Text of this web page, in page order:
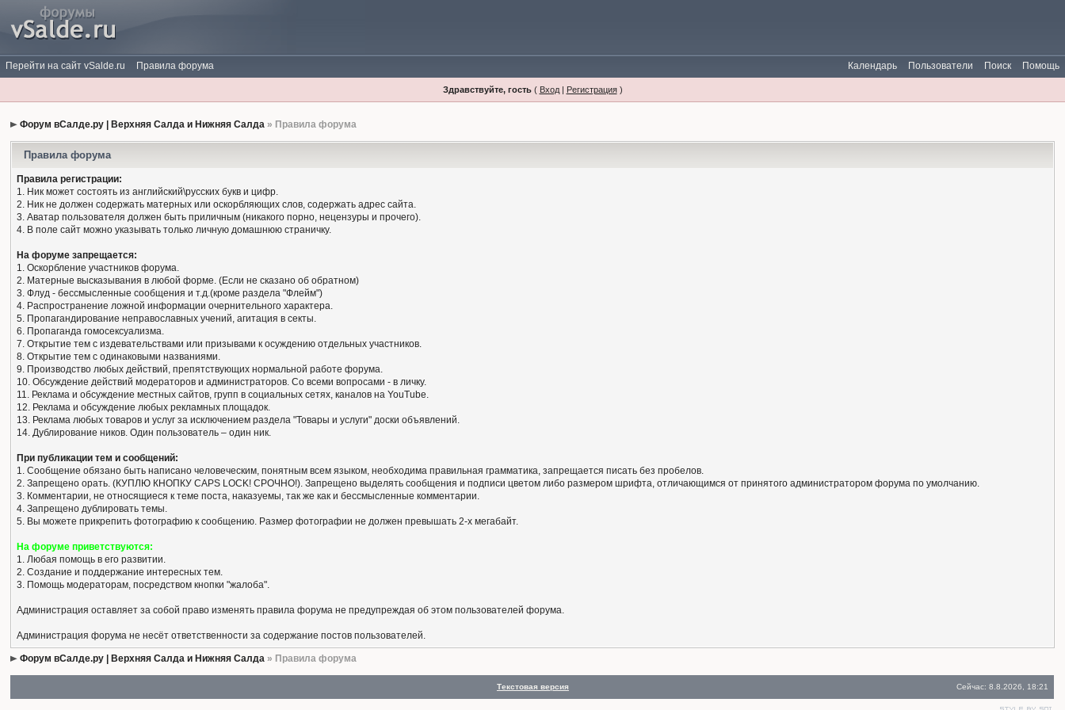
Перейти на сайт vSalde.ru Правила форума Помощь
Поиск
Пользователи
Календарь
Здравствуйте, гость( Вход| Регистрация)
Форум вСалде.ру | Верхняя Салда и Нижняя Салда » Правила форума
Правила форума
Правила регистрации:
1. Ник может состоять из английский\русских букв и цифр.
2. Ник не должен содержать матерных или оскорбляющих слов, содержать адрес сайта.
3. Аватар пользователя должен быть приличным (никакого порно, нецензуры и прочего).
4. В поле сайт можно указывать только личную домашнюю страничку.
На форуме запрещается:
1. Оскорбление участников форума.
2. Матерные высказывания в любой форме. (Если не сказано об обратном)
3. Флуд - бессмысленные сообщения и т.д.(кроме раздела "Флейм")
4. Распространение ложной информации очернительного характера.
5. Пропагандирование неправославных учений, агитация в секты.
6. Пропаганда гомосексуализма.
7. Открытие тем с издевательствами или призывами к осуждению отдельных участников.
8. Открытие тем с одинаковыми названиями.
9. Производство любых действий, препятствующих нормальной работе форума.
10. Обсуждение действий модераторов и администраторов. Со всеми вопросами - в личку.
11. Реклама и обсуждение местных сайтов, групп в социальных сетях, каналов на YouTube.
12. Реклама и обсуждение любых рекламных площадок.
13. Реклама любых товаров и услуг за исключением раздела "Товары и услуги" доски объявлений.
14. Дублирование ников. Один пользователь – один ник.
При публикации тем и сообщений:
1. Сообщение обязано быть написано человеческим, понятным всем языком, необходима правильная грамматика, запрещается писать без пробелов.
2. Запрещено орать. (КУПЛЮ КНОПКУ CAPS LOCK! СРОЧНО!). Запрещено выделять сообщения и подписи цветом либо размером шрифта, отличающимся от принятого администратором форума по умолчанию.
3. Комментарии, не относящиеся к теме поста, наказуемы, так же как и бессмысленные комментарии.
4. Запрещено дублировать темы.
5. Вы можете прикрепить фотографию к сообщению. Размер фотографии не должен превышать 2-х мегабайт.
На форуме приветствуются:
1. Любая помощь в его развитии.
2. Создание и поддержание интересных тем.
3. Помощь модераторам, посредством кнопки "жалоба".
Администрация оставляет за собой право изменять правила форума не предупреждая об этом пользователей форума.
Администрация форума не несёт ответственности за содержание постов пользователей.
Форум вСалде.ру | Верхняя Салда и Нижняя Салда » Правила форума
Текстовая версия Сейчас: 8.8.2026, 18:21